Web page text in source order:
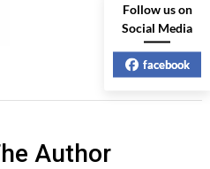
Author
Follow us on
Social Media
facebook